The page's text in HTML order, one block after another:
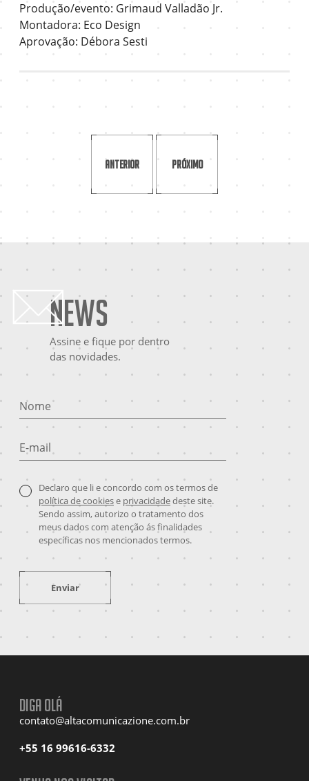
Produção/evento: Grimaud Valladão Jr.
Montadora: Eco Design
Aprovação: Débora Sesti
Anterior Próximo
News
Assine e fique por dentro
das novidades.
Nome
E-mail
Declaro que li e concordo com os termos de
política de cookiese privacidadedeste site.
Sendo assim, autorizo o tratamento dos
meus dados com atenção ás finalidades
específicas nos mencionados termos.
Enviar
Diga olá
contato@altacomunicazione.com.br
+55 16 99616-6332